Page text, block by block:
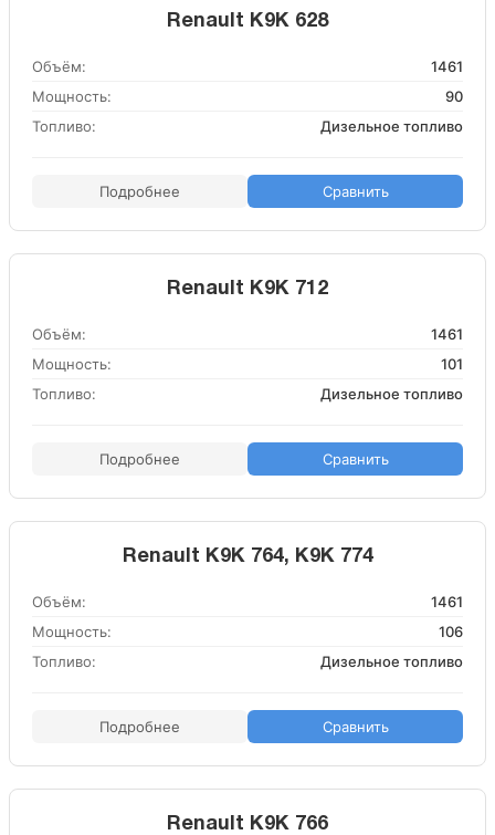
Renault K9K 628
Объём:
1461
Мощность:
90
Топливо:
Дизельное топливо
Подробнее Сравнить
Renault K9K 712
Объём:
1461
Мощность:
101
Топливо:
Дизельное топливо
Подробнее Сравнить
Renault K9K 764, K9K 774
Объём:
1461
Мощность:
106
Топливо:
Дизельное топливо
Подробнее Сравнить
Renault K9K 766